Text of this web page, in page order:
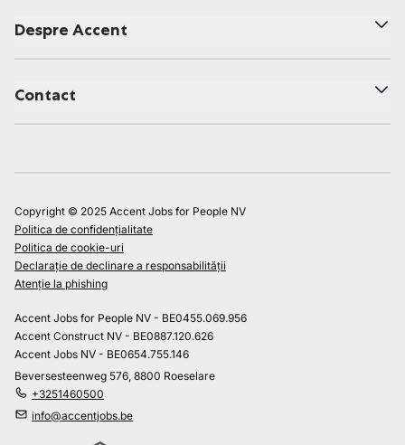
Despre Accent
Contact
Copyright © 2025 Accent Jobs for People NV
Politica de confidențialitate
Politica de cookie-uri
Declarație de declinare a responsabilității
Atenție la phishing
Accent Jobs for People NV - BE0455.069.956
Accent Construct NV - BE0887.120.626
Accent Jobs NV - BE0654.755.146
Beversesteenweg 576, 8800 Roeselare
+3251460500
info@accentjobs.be